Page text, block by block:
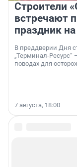
Строители
встречают
праздник
В преддверии Дня
„Терминал-
поводах для
7 августа, 18:00